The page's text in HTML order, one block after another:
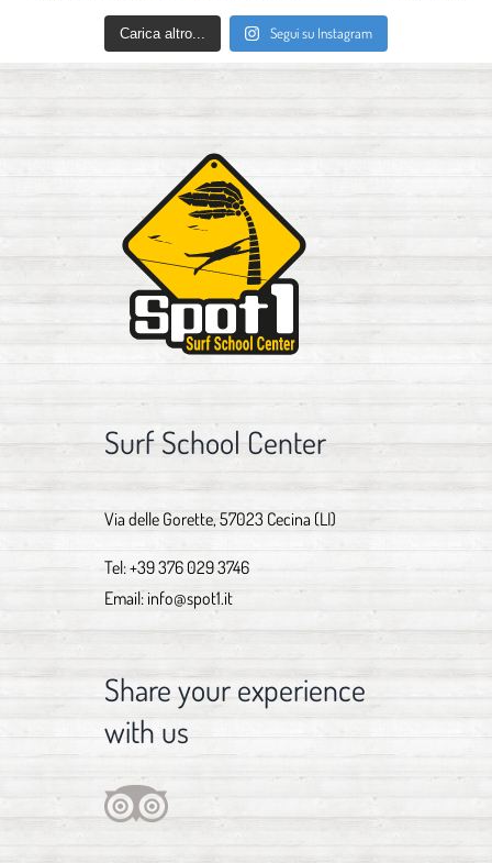
Carica altro... Segui su Instagram
Surf School Center
Via delle Gorette, 57023 Cecina (LI)
Tel:+39 376 029 3746
Email: info@spot1.it
Share your experience
with us